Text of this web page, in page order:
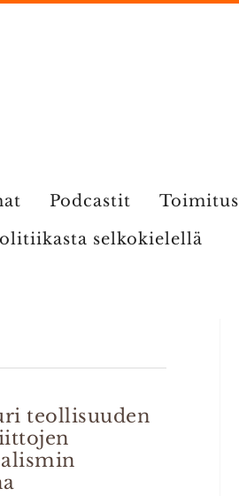
Podcastit Toimitus
selkokielellä
teollisuuden